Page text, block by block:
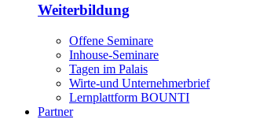
Weiterbildung
Offene Seminare
Inhouse-Seminare
Tagen im Palais
Wirte-und Unternehmerbrief
Lernplattform BOUNTI
Partner